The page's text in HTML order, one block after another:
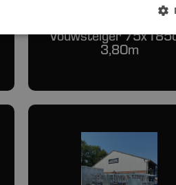
Vouwsteiger
3,80m